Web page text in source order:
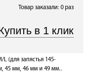
Товар заказали: 0 раз
L (для запястья 145-
45 мм, 46 мм и 49 мм..